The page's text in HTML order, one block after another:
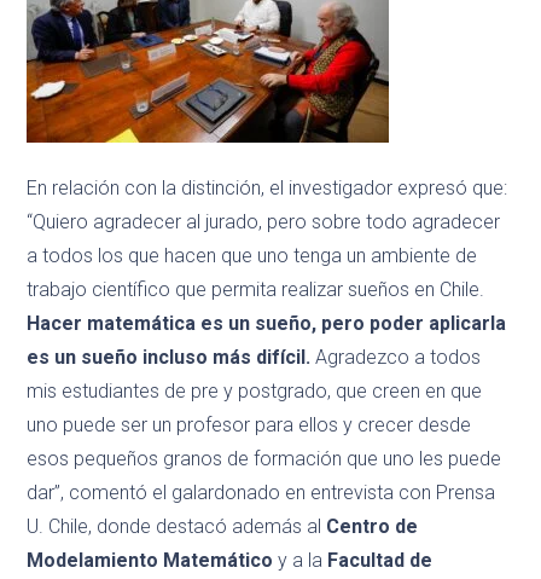
En relación con la distinción, el investigador expresó que:
“Quiero agradecer al jurado, pero sobre todo agradecer
a todos los que hacen que uno tenga un ambiente de
trabajo científico que permita realizar sueños en Chile.
Hacer matemática es un sueño, pero poder aplicarla
es un sueño incluso más difícil. Agradezco a todos
mis estudiantes de pre y postgrado, que creen en que
uno puede ser un profesor para ellos y crecer desde
esos pequeños granos de formación que uno les puede
dar”, comentó el galardonado en entrevista con Prensa
U. Chile, donde destacó además al Centro de
Modelamiento Matemático y a la Facultad de